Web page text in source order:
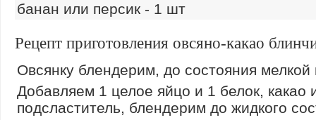
банан или персик - 1 шт
Рецепт приготовления овсяно-какао
Овсянку блендерим, до состояния мелкой
Добавляем 1 целое яйцо и 1 белок, какао
подсластитель, блендерим до жидкого